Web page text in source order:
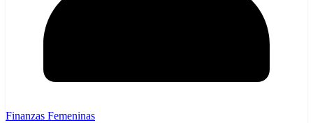
Finanzas Femeninas